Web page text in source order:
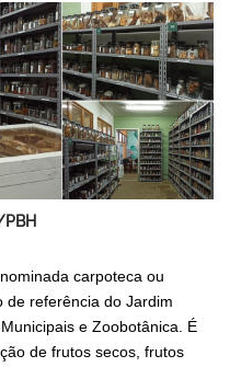
carpoteca ou
de referência do Jardim
e Zoobotânica. É
de frutos secos, frutos